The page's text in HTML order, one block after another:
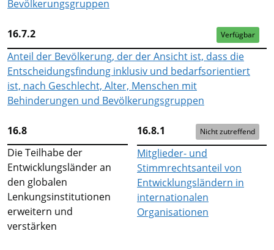
Bevölkerungsgruppen
16.7.2 Verfügbar
Anteil der Bevölkerung, der der Ansicht ist, dass die
Entscheidungsfindung inklusiv und bedarfsorientiert
ist, nach Geschlecht, Alter, Menschen mit
Behinderungen und Bevölkerungsgruppen
16.8
Die Teilhabe der
Entwicklungsländer an
den globalen
Lenkungsinstitutionen
erweitern und
verstärken
16.8.1 Nicht zutreffend
Mitglieder- und
Stimmrechtsanteil von
Entwicklungsländern in
internationalen
Organisationen